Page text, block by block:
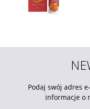
Podaj swój adres
informacje o